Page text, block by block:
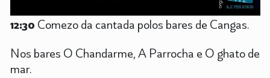
12:30 Comezo da cantada polos bares de Cangas.
Nos bares O Chandarme, A Parrocha e O ghato de
mar.